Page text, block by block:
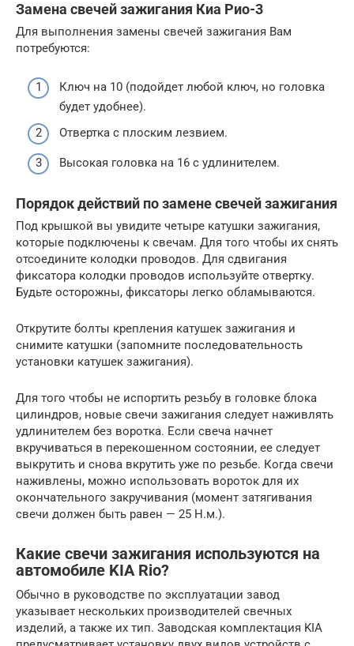
Замена свечей зажигания Киа Рио-3
Для выполнения замены свечей зажигания Вам
потребуются:
Ключ на 10 (подойдет любой ключ, но головка
будет удобнее).
Отвертка с плоским лезвием.
Высокая головка на 16 с удлинителем.
Порядок действий по замене свечей зажигания
Под крышкой вы увидите четыре катушки зажигания,
которые подключены к свечам. Для того чтобы их снять
отсоедините колодки проводов. Для сдвигания
фиксатора колодки проводов используйте отвертку.
Будьте осторожны, фиксаторы легко обламываются.
Открутите болты крепления катушек зажигания и
снимите катушки (запомните последовательность
установки катушек зажигания).
Для того чтобы не испортить резьбу в головке блока
цилиндров, новые свечи зажигания следует наживлять
удлинителем без воротка. Если свеча начнет
вкручиваться в перекошенном состоянии, ее следует
выкрутить и снова вкрутить уже по резьбе. Когда свечи
наживлены, можно использовать вороток для их
окончательного закручивания (момент затягивания
свечи должен быть равен — 25 Н.м.).
Какие свечи зажигания используются на
автомобиле KIA Rio?
Обычно в руководстве по эксплуатации завод
указывает нескольких производителей свечных
изделий, а также их тип. Заводская комплектация KIA